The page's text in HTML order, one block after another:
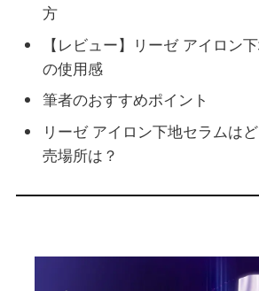
方
【レビュー】リーゼ アイロン
の使用感
筆者のおすすめポイント
リーゼ アイロン下地セラムは
売場所は？